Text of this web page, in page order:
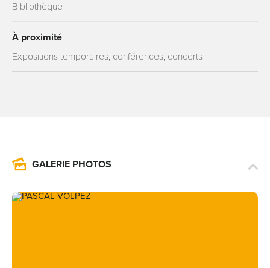
Bibliothèque
À proximité
Expositions temporaires, conférences, concerts
GALERIE PHOTOS